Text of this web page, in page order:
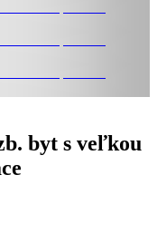
byt s veľkou